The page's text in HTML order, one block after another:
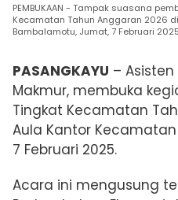
PEMBUKAAN - Tampak suasana
Kecamatan Tahun Anggaran 2026
Bambalamotu, Jumat, 7 Februari
PASANGKAYU –
Makmur, membuka
Tingkat Kecamatan
Aula Kantor
7 Februari 2025.
Acara ini mengusung